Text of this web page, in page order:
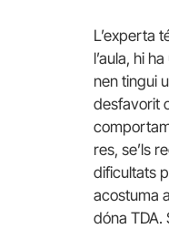
L’experta
l’aula, hi
nen tingui
desfavorit
res, se’ls
dificultats
acostuma
dóna TDA.